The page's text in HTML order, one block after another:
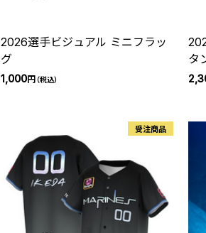
2026選手ビジュアル ミニフラッ
グ
1,000円（税込）
タ
受注商品